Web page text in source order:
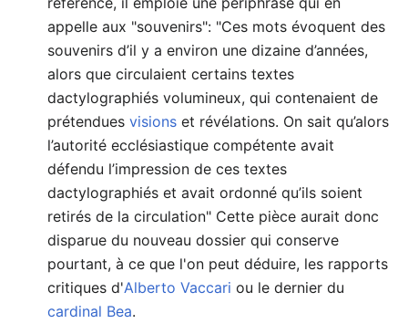
appelle aux "souvenirs": "Ces mots évoquent des
souvenirs d’il y a environ une dizaine d’années,
alors que circulaient certains textes
dactylographiés volumineux, qui contenaient de
prétendues visions et révélations. On sait qu’alors
l’autorité ecclésiastique compétente avait
défendu l’impression de ces textes
dactylographiés et avait ordonné qu’ils soient
retirés de la circulation" Cette pièce aurait donc
disparue du nouveau dossier qui conserve
pourtant, à ce que l'on peut déduire, les rapports
critiques d'Alberto Vaccari ou le dernier du
cardinal Bea.